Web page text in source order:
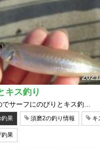
キス釣り
でサーフにのびりとキス釣…
釣果 須磨2の釣り情報 キ
釣果